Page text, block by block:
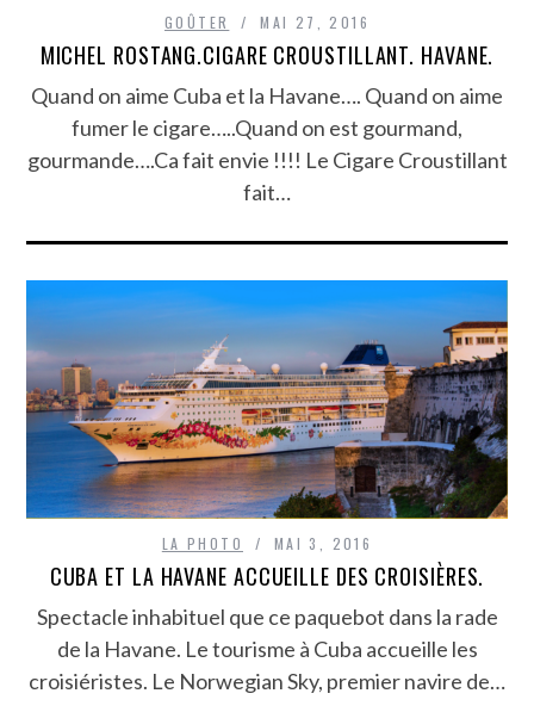
GOÛTER MAI 27, 2016
MICHEL ROSTANG.CIGARE CROUSTILLANT. HAVANE.
Quand on aime Cuba et la Havane…. Quand on aime
fumer le cigare…..Quand on est gourmand,
gourmande….Ca fait envie !!!! Le Cigare Croustillant
fait…
LA PHOTO MAI 3, 2016
CUBA ET LA HAVANE ACCUEILLE DES CROISIÈRES.
Spectacle inhabituel que ce paquebot dans la rade
de la Havane. Le tourisme à Cuba accueille les
croisiéristes. Le Norwegian Sky, premier navire de…